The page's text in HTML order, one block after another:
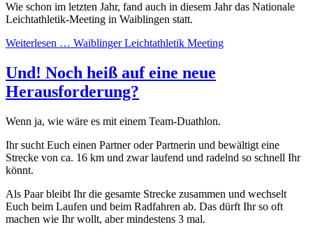
Wie schon im letzten Jahr, fand auch in diesem Jahr das Nationale
Leichtathletik-Meeting in Waiblingen statt.
Weiterlesen … Waiblinger Leichtathletik Meeting
Und! Noch heiß auf eine neue
Herausforderung?
Wenn ja, wie wäre es mit einem Team-Duathlon.
Ihr sucht Euch einen Partner oder Partnerin und bewältigt eine
Strecke von ca. 16 km und zwar laufend und radelnd so schnell Ihr
könnt.
Als Paar bleibt Ihr die gesamte Strecke zusammen und wechselt
Euch beim Laufen und beim Radfahren ab. Das dürft Ihr so oft
machen wie Ihr wollt, aber mindestens 3 mal.